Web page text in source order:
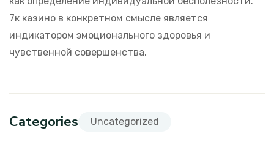
7к казино в конкретном смысле является
индикатором эмоционального здоровья и
чувственной совершенства.
Categories Uncategorized